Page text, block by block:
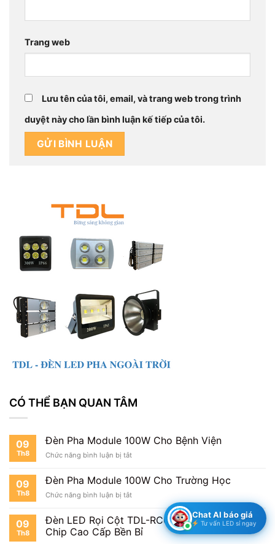
Trang web
Lưu tên của tôi, email, và trang web trong trình
duyệt này cho lần bình luận kế tiếp của tôi.
CÓ THỂ BẠN QUAN TÂM
09
Th8
Đèn Pha Module 100W Cho Bệnh Viện
Chức năng bình luận bị tắtở
Pha
Module
100W
Bệnh
Viện
09
Th8
Đèn Pha Module 100W Cho Trường Học
Chức năng bình luận bị tắtở
Pha
Module
100W
09
Th8
Đèn LED Rọi Cột TDL-RC04 24W: Công Nghệ
Chip Cao Cấp Bền Bỉ
Chat AI báo giá
Tư vấn LED sỉ ngay